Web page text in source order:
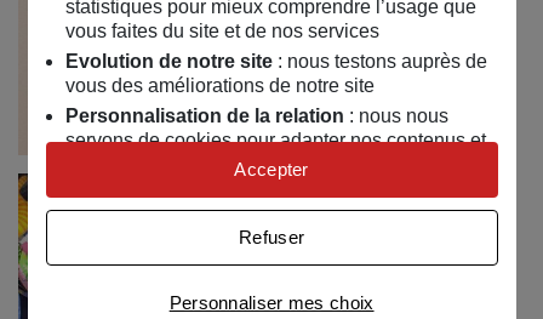
statistiques pour mieux comprendre l’usage que
vous faites du site et de nos services
Evolution de notre site: nous testons auprès de
vous des améliorations de notre site
Personnalisation de la relation : nous nous
servons de cookies pour adapter nos contenus et
personnaliser nos offres
Univers publicitaire: nous utilisons avec nos
publicités personnalisées
Personnaliser mes choix
Refuser
Accepter